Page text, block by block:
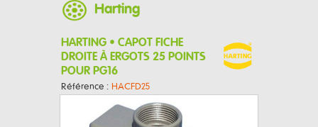
Harting
HARTING • CAPOT FICHE
DROITE À ERGOTS 25 POINTS
POUR PG16
Référence : HACFD25